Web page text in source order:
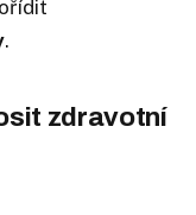
.
zdravotní